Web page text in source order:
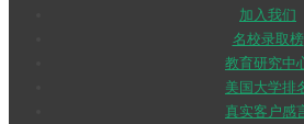
加入我们
名校录取榜
教育研究中
美国大学排
真实客户感